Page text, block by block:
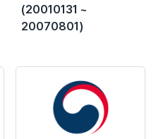
(20010131 ~
20070801)